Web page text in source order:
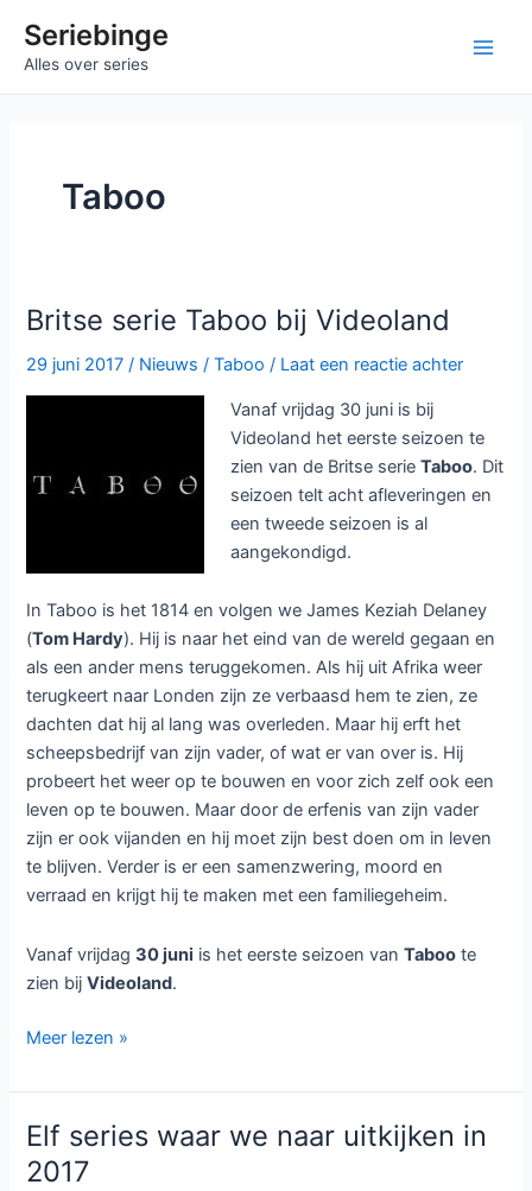
naarSeriebinge
Alles over series
Taboo
Britse serie Taboo bij Videoland
29 juni 2017/ Nieuws /Taboo / Laat een reactie achter
Vanaf vrijdag 30 juni is bij
Videoland het eerste seizoen te
zien van de Britse serieTaboo. Dit
seizoen telt acht afleveringen en
een tweede seizoen is al
aangekondigd.
In Taboo is het 1814 en volgen we James Keziah Delaney
(Tom Hardy). Hij is naar het eind van de wereld gegaan en
als een ander mens teruggekomen. Als hij uit Afrika weer
terugkeert naar Londen zijn ze verbaasd hem te zien, ze
dachten dat hij al lang was overleden. Maar hij erft het
scheepsbedrijf van zijn vader, of wat er van over is. Hij
probeert het weer op te bouwen en voor zich zelf ook een
leven op te bouwen. Maar door de erfenis van zijn vader
zijn er ook vijanden en hij moet zijn best doen om in leven
te blijven. Verder is er een samenzwering, moord en
verraad en krijgt hij te maken met een familiegeheim.
Vanaf vrijdag30 juni is het eerste seizoen vanTaboo te
zien bijVideoland.
Britse
Taboo
bij
Videoland
Meer lezen »
Elf series waar we naar uitkijken in
2017